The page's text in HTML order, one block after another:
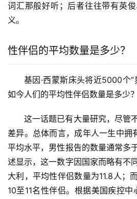
词汇那般好听；后者往往带有英
义。
性伴侣的平均数量是多少？
基因·西蒙斯床头将近5000个
如今人们的平均性伴侣数量是多少？
这一话题已有大量研究，尽管
差异。总体而言，成年人一生中拥
平均水平，男性报告的数量通常多
述显示，这一数字因国家而略有不
大利，平均性伴侣数量为11.8人；
10至11名性伴侣。根据美国疾控